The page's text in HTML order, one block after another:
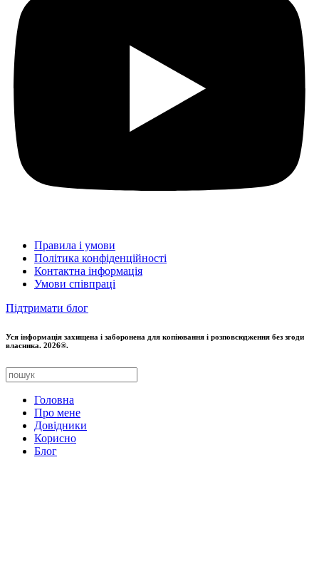
Правила і умови
Політика конфіденційності
Контактна інформація
Умови співпраці
Підтримати блог
Уся інформація захищена і заборонена для копіювання і розповсюдження без згоди
власника. 2026®.
Головна
Про мене
Довідники
Корисно
Блог